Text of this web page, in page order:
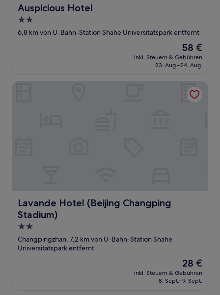
Auspicious Hotel
Auspicious Hotel
2.0-
Sterne-
6,8 km von U-Bahn-Station Shahe Universitätspark entfernt
Der
Preis
beträgt
58 €
inkl. Steuern & Gebühren
23. Aug.–24. Aug.
Lavande Hotel (Beijing Changping
Stadium)
Lavande Hotel (Beijing Changping Stadium)
2.0-
Sterne-
Unterkunft
Changpingzhan, 7,2 km von U-Bahn-Station Shahe
Universitätspark entfernt
Der
Preis
beträgt
28 €
inkl. Steuern & Gebühren
8. Sept.–9. Sept.